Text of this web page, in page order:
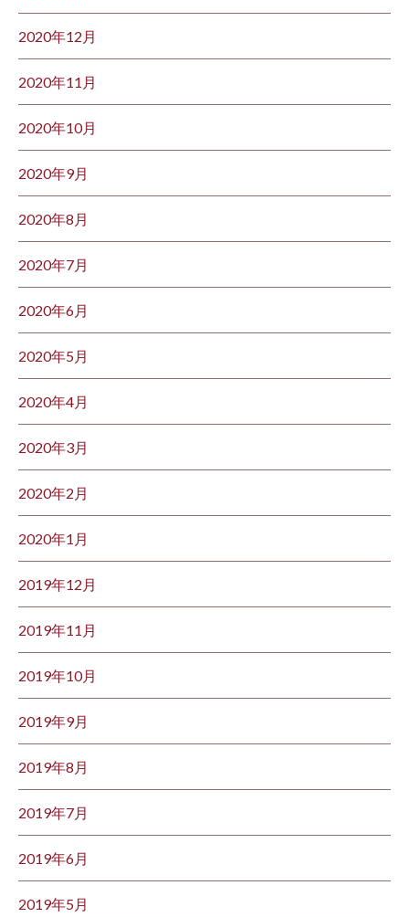
2020年12月
2020年11月
2020年10月
2020年9月
2020年8月
2020年7月
2020年6月
2020年5月
2020年4月
2020年3月
2020年2月
2020年1月
2019年12月
2019年11月
2019年10月
2019年9月
2019年8月
2019年7月
2019年6月
2019年5月